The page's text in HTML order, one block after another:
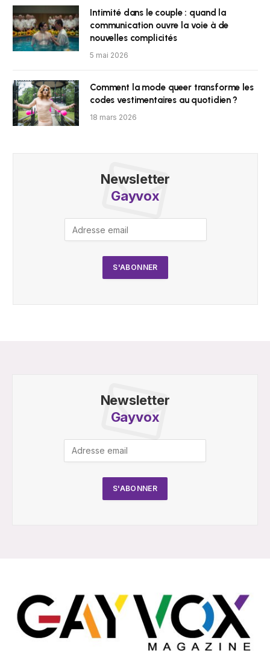
Intimité dans le couple : quand la
communication ouvre la voie à de
nouvelles complicités
5 mai 2026
Comment la mode queer transforme les
codes vestimentaires au quotidien ?
18 mars 2026
Newsletter
Gayvox
Newsletter
Gayvox